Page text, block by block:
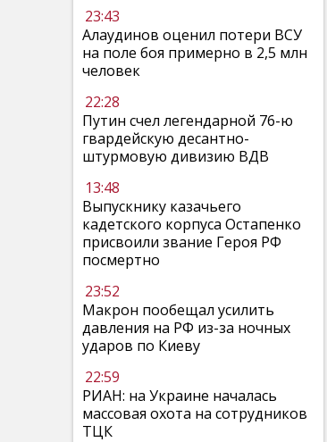
23:43
Алаудинов оценил потери ВСУ
на поле боя примерно в 2,5 млн
человек
22:28
Путин счел легендарной 76-ю
гвардейскую десантно-
штурмовую дивизию ВДВ
13:48
Выпускнику казачьего
кадетского корпуса Остапенко
присвоили звание Героя РФ
посмертно
23:52
Макрон пообещал усилить
давления на РФ из-за ночных
ударов по Киеву
22:59
РИАН: на Украине началась
массовая охота на сотрудников
ТЦК